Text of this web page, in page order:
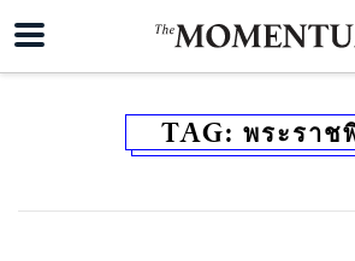
TAG: พระราช